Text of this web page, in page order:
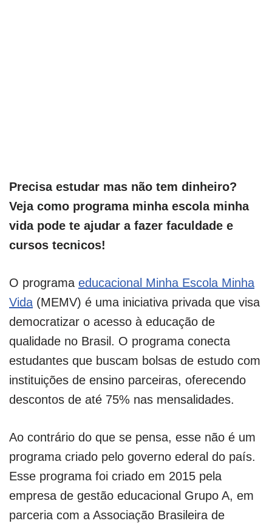
Precisa estudar mas não tem dinheiro?
Veja como programa minha escola minha
vida pode te ajudar a fazer faculdade e
cursos tecnicos!
O programa educacional Minha Escola Minha
Vida (MEMV) é uma iniciativa privada que visa
democratizar o acesso à educação de
qualidade no Brasil. O programa conecta
estudantes que buscam bolsas de estudo com
instituições de ensino parceiras, oferecendo
descontos de até 75% nas mensalidades.
Ao contrário do que se pensa, esse não é um
programa criado pelo governo ederal do país.
Esse programa foi criado em 2015 pela
empresa de gestão educacional Grupo A, em
parceria com a Associação Brasileira de